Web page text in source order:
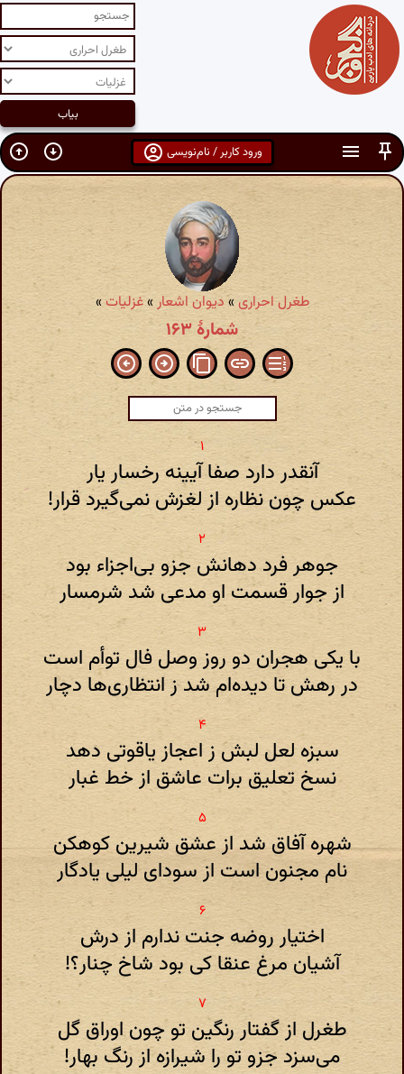
ورود کاربر / نام‌نویسی
طغرل احراری»دیوان اشعار»غزلیات »
شمارهٔ ۱۶۳
آنقدر دارد صفا آیینه رخسار یار
عکس چون نظاره از لغزش نمی‌گیرد قرار!
جوهر فرد دهانش جزو بی‌اجزاء بود
از جوار قسمت او مدعی شد شرمسار
با یکی هجران دو روز وصل فال توأم است
در رهش تا دیده‌ام شد ز انتظاری‌ها دچار
سبزه لعل لبش ز اعجاز یاقوتی دهد
نسخ تعلیق برات عاشق از خط غبار
شهره آفاق شد از عشق شیرین کوهکن
نام مجنون است از سودای لیلی یادگار
اختیار روضه جنت ندارم از درش
آشیان مرغ عنقا کی بود شاخ چنار؟!
طغرل از گفتار رنگین تو چون اوراق گل
می‌سزد جزو تو را شیرازه از رنگ بهار!